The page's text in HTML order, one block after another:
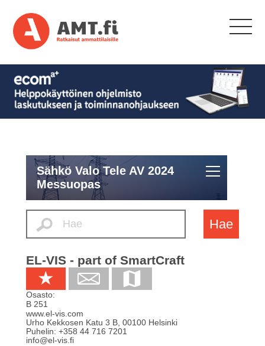
Sähkö Valo Tele AV 2024
Messuopas
Hae
EL-VIS - part of SmartCraft
Osasto:
B 251
www.el-vis.com
Urho Kekkosen Katu 3 B 00100 Helsinki
Puhelin: +358 44 716 7201
info@el-vis.fi